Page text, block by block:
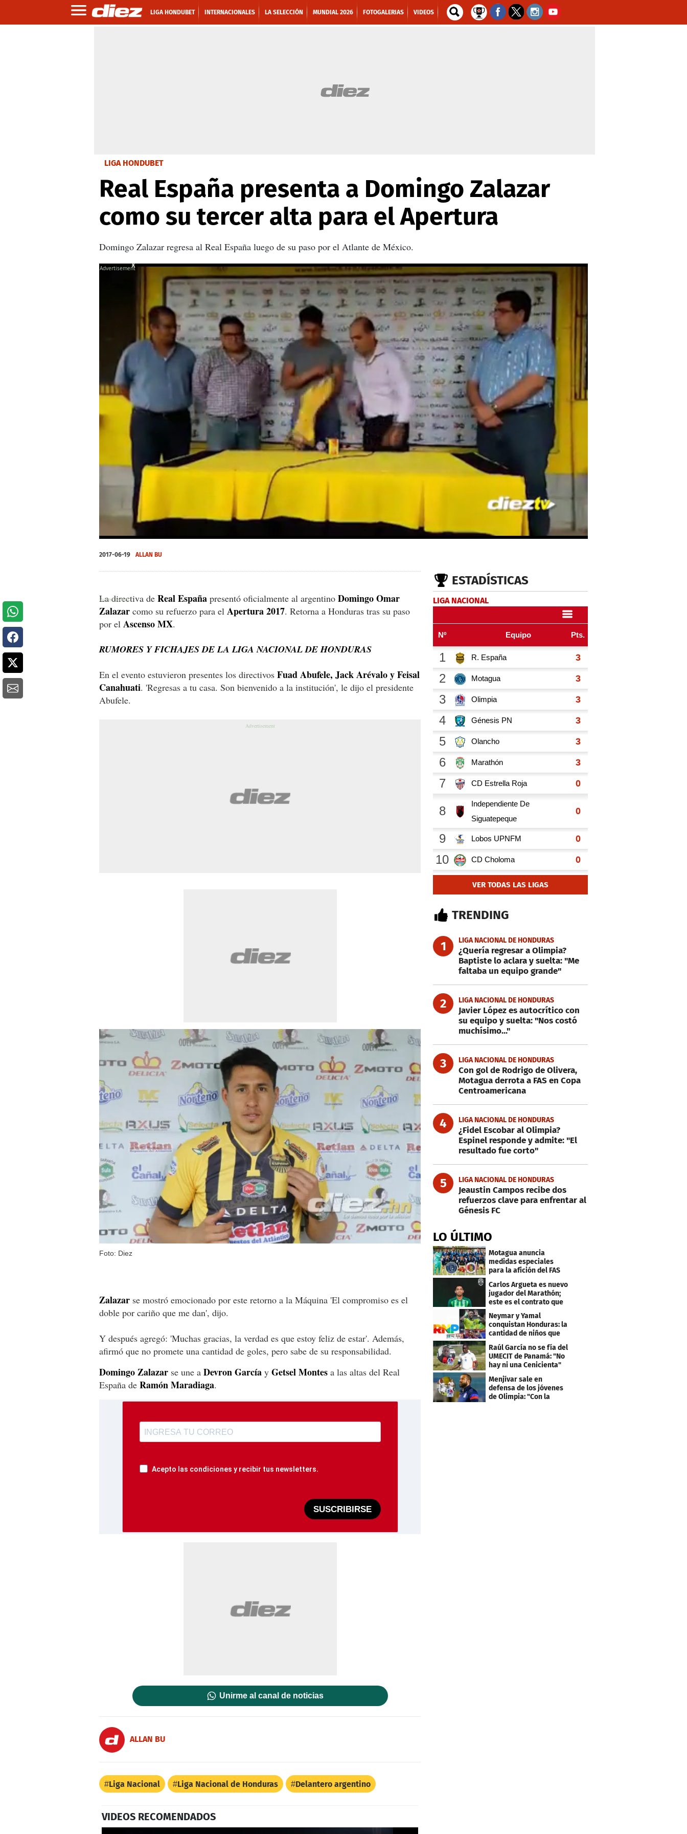
LIGA HONDUBET INTERNACIONALES LA SELECCIÓN MUNDIAL 2026 FOTOGALERIAS VIDEOS
LIGA HONDUBET
Real España presenta a Domingo Zalazar
como su tercer alta para el Apertura
Domingo Zalazar regresa al Real España luego de su paso por el Atlante de México.
seconds
of
X
X
2017-06-19 ALLAN BU
La directiva de Real España presentó oficialmente al argentino Domingo Omar
Zalazar como su refuerzo para el Apertura 2017. Retorna a Honduras tras su paso
por el Ascenso MX.
RUMORES Y FICHAJES DE LA LIGA NACIONAL DE HONDURAS
En el evento estuvieron presentes los directivos Fuad Abufele, Jack Arévalo y Feisal
Canahuati. 'Regresas a tu casa. Son bienvenido a la institución', le dijo el presidente
Abufele.
Foto: Diez
Zalazar se mostró emocionado por este retorno a la Máquina 'El compromiso es el
doble por cariño que me dan', dijo.
Y después agregó: 'Muchas gracias, la verdad es que estoy feliz de estar'. Además,
afirmó que no promete una cantidad de goles, pero sabe de su responsabilidad.
Domingo Zalazar se une a Devron García y Getsel Montes a las altas del Real
España de Ramón Maradiaga.
Acepto las condiciones y recibir tus newsletters.
SUSCRIBIRSE
Unirme al canal de noticias
ALLAN BU
Liga Nacional Liga Nacional de Honduras Delantero argentino
VIDEOS RECOMENDADOS
ESTADÍSTICAS
LIGA NACIONAL
VER TODAS LAS LIGAS
TRENDING
1 LIGA NACIONAL DE HONDURAS
¿Quería regresar a Olimpia?
Baptiste lo aclara y suelta: "Me
faltaba un equipo grande"
2 LIGA NACIONAL DE HONDURAS
Javier López es autocrítico con
su equipo y suelta: "Nos costó
muchísimo..."
3 LIGA NACIONAL DE HONDURAS
Con gol de Rodrigo de Olivera,
Motagua derrota a FAS en Copa
Centroamericana
4 LIGA NACIONAL DE HONDURAS
¿Fidel Escobar al Olimpia?
Espinel responde y admite: "El
resultado fue corto"
5 LIGA NACIONAL DE HONDURAS
Jeaustin Campos recibe dos
refuerzos clave para enfrentar al
Génesis FC
LO ÚLTIMO
Motagua anuncia
medidas especiales
para la afición del FAS
de El Salvador
Carlos Argueta es nuevo
jugador del Marathón;
este es el contrato que
Neymar y Yamal
conquistan Honduras: la
cantidad de niños que
llevan sus nombres
Raúl García no se fía del
UMECIT de Panamá: "No
hay ni una Cenicienta"
Menjívar sale en
defensa de los jóvenes
de Olimpia: "Con la